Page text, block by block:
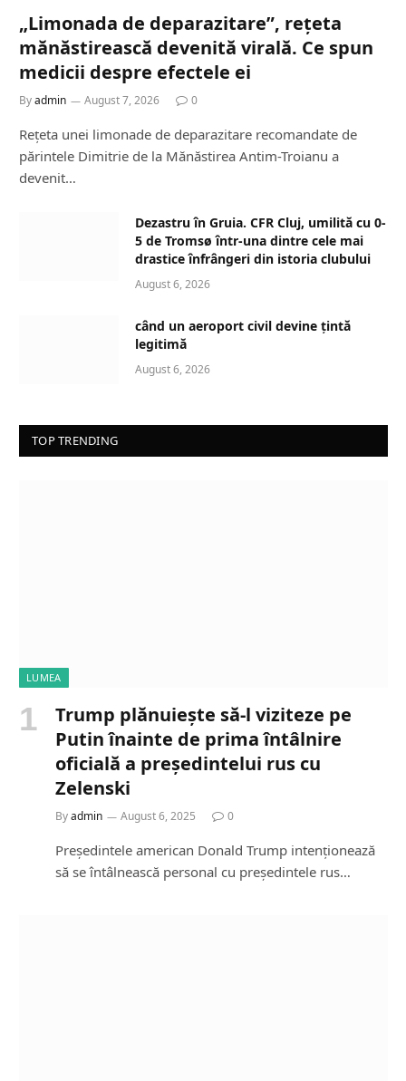
„Limonada de deparazitare”, rețeta
mănăstirească devenită virală. Ce spun
medicii despre efectele ei
Byadmin August 7, 2026 0
Rețeta unei limonade de deparazitare recomandate de
părintele Dimitrie de la Mănăstirea Antim-Troianu a
devenit…
Dezastru în Gruia. CFR Cluj, umilită cu 0-
5 de Tromsø într-una dintre cele mai
drastice înfrângeri din istoria clubului
August 6, 2026
când un aeroport civil devine țintă
legitimă
August 6, 2026
TOP TRENDING
LUMEA
Trump plănuiește să-l viziteze pe
Putin înainte de prima întâlnire
oficială a președintelui rus cu
Zelenski
Byadmin August 6, 2025 0
Președintele american Donald Trump intenționează
să se întâlnească personal cu președintele rus…